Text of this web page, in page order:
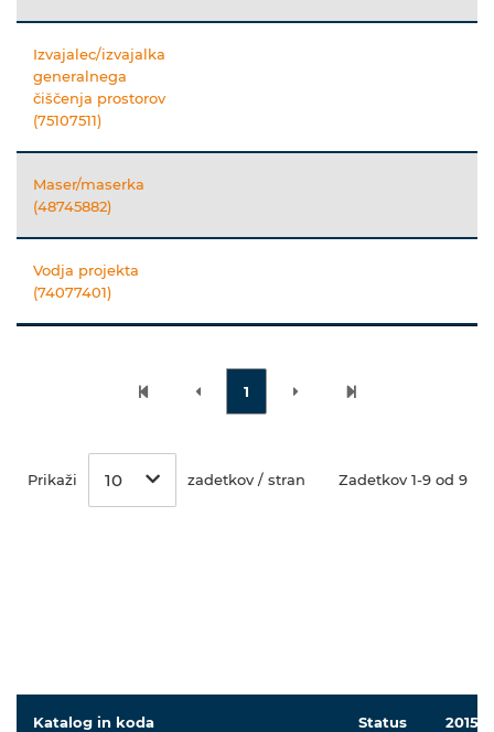
Izvajalec/izvajalka
generalnega
čiščenja prostorov
(75107511)
Maser/maserka
(48745882)
Vodja projekta
(74077401)
1
Prikaži 10 zadetkov / stran Zadetkov 1-9 od 9
Katalog in koda Status 2015